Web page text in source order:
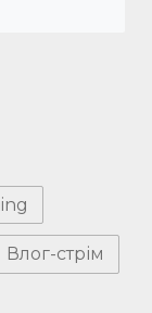
Влог-стрім